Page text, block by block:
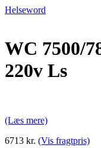
Helseword
WC 7500/
220v Ls
(Læs mere)
6713 kr. (Vis fragtpris)